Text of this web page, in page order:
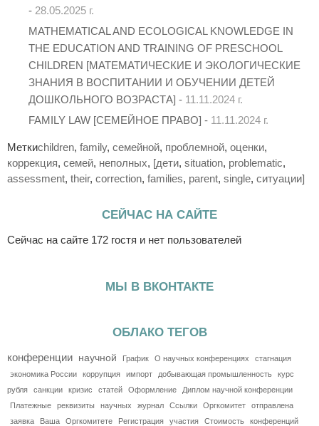
- 28.05.2025 г.
MATHEMATICAL AND ECOLOGICAL KNOWLEDGE IN
THE EDUCATION AND TRAINING OF PRESCHOOL
CHILDREN [МАТЕМАТИЧЕСКИЕ И ЭКОЛОГИЧЕСКИЕ
ЗНАНИЯ В ВОСПИТАНИИ И ОБУЧЕНИИ ДЕТЕЙ
ДОШКОЛЬНОГО ВОЗРАСТА] - 11.11.2024 г.
FAMILY LAW [СЕМЕЙНОЕ ПРАВО] - 11.11.2024 г.
Меткиchildren, family, семейной, проблемной, оценки,
коррекция, семей, неполных, [дети, situation, problematic,
assessment, their, correction, families, parent, single, ситуации]
СЕЙЧАС НА САЙТЕ
Сейчас на сайте 172 гостя и нет пользователей
МЫ В ВКОНТАКТЕ
ОБЛАКО ТЕГОВ
конференции научной График О научных конференциях
стагнация
экономика России
коррупция импорт добывающая промышленность
курс
рубля
санкции кризис статей Оформление
Диплом научной конференции
Платежные
реквизиты научных журнал Ссылки Оргкомитет
отправлена
заявка
Ваша Оргкомитете Регистрация участия Стоимость
конференций